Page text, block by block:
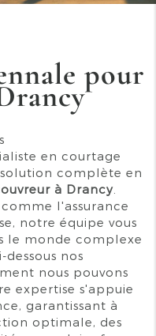
pour
en courtage
solution complète en
à Drancy
l'assurance
notre équipe vous
le monde complexe
dessous nos
nous pouvons
expertise s'appuie
garantissant à
optimale, des